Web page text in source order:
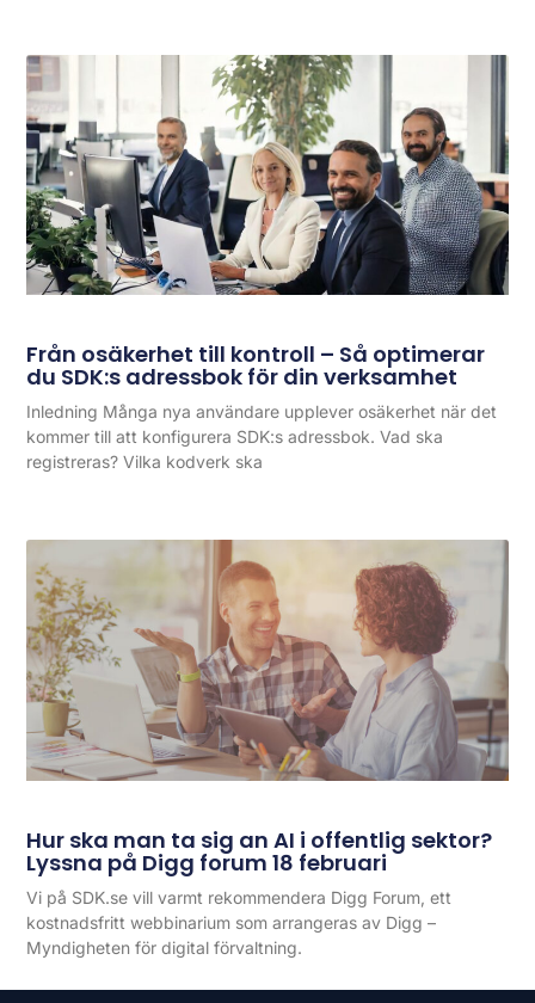
Från osäkerhet till kontroll – Så optimerar
du SDK:s adressbok för din verksamhet
Inledning Många nya användare upplever osäkerhet när det
kommer till att konfigurera SDK:s adressbok. Vad ska
registreras? Vilka kodverk ska
Hur ska man ta sig an AI i offentlig sektor?
Lyssna på Digg forum 18 februari
Vi på SDK.se vill varmt rekommendera Digg Forum, ett
kostnadsfritt webbinarium som arrangeras av Digg –
Myndigheten för digital förvaltning.